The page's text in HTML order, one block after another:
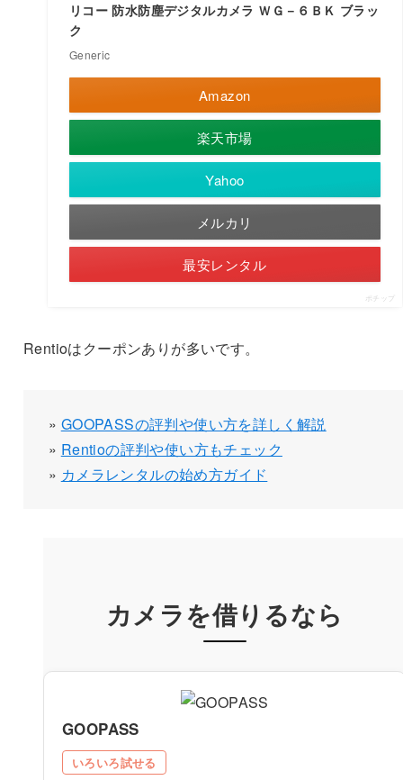
リコー 防水防塵デジタルカメラ ＷＧ－６ＢＫ ブラッ
ク
Generic
Amazon
楽天市場
Yahoo
メルカリ
最安レンタル
ポチップ
Rentioはクーポンありが多いです。
» GOOPASSの評判や使い方を詳しく解説
» Rentioの評判や使い方もチェック
» カメラレンタルの始め方ガイド
カメラを借りるなら
GOOPASS
いろいろ試せる